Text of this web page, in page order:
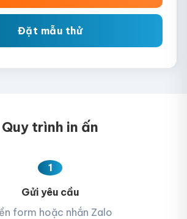
Đặt mẫu thử
Quy trình in ấn
1
Gửi yêu cầu
form hoặc nhắn Zalo